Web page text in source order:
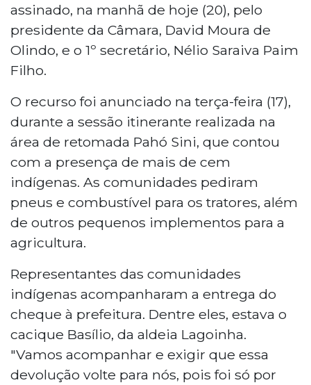
assinado, na manhã de hoje (20), pelo
presidente da Câmara, David Moura de
Olindo, e o 1º secretário, Nélio Saraiva Paim
Filho.
O recurso foi anunciado na terça-feira (17),
durante a sessão itinerante realizada na
área de retomada Pahó Sini, que contou
com a presença de mais de cem
indígenas. As comunidades pediram
pneus e combustível para os tratores, além
de outros pequenos implementos para a
agricultura.
Representantes das comunidades
indígenas acompanharam a entrega do
cheque à prefeitura. Dentre eles, estava o
cacique Basílio, da aldeia Lagoinha.
"Vamos acompanhar e exigir que essa
devolução volte para nós, pois foi só por